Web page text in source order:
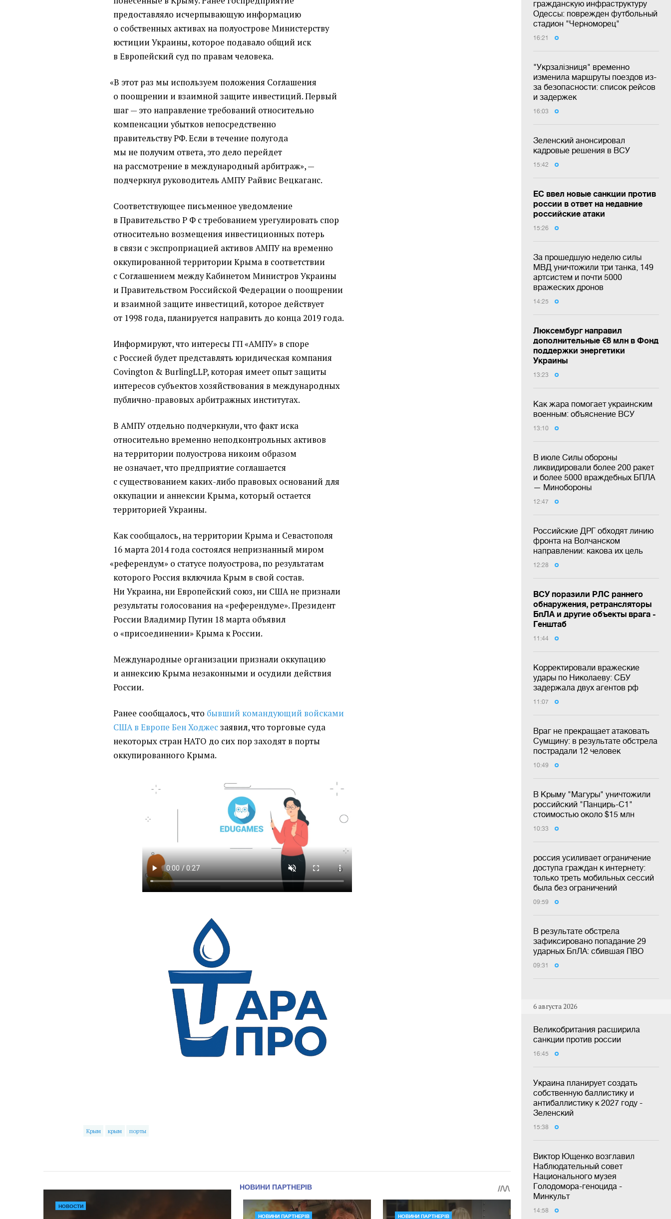
гражданскую инфраструктуру
Одессы: поврежден футбольный
стадион "Черноморец"
16:21
"Укрзалізниця" временно
изменила маршруты поездов из-
за безопасности: список рейсов
и задержек
16:03
Зеленский анонсировал
кадровые решения в ВСУ
15:42
ЕС ввел новые санкции против
россии в ответ на недавние
российские атаки
15:26
За прошедшую неделю силы
МВД уничтожили три танка, 149
артсистем и почти 5000
вражеских дронов
14:25
Люксембург направил
дополнительные €8 млн в Фонд
поддержки энергетики
Украины
13:23
Как жара помогает украинским
военным: объяснение ВСУ
13:10
В июле Силы обороны
ликвидировали более 200 ракет
и более 5000 враждебных БПЛА
— Минобороны
12:47
Российские ДРГ обходят линию
фронта на Волчанском
направлении: какова их цель
12:28
ВСУ поразили РЛС раннего
обнаружения, ретрансляторы
БпЛА и другие объекты врага -
Генштаб
11:44
Корректировали вражеские
удары по Николаеву: СБУ
задержала двух агентов рф
11:07
Враг не прекращает атаковать
Сумщину: в результате обстрела
пострадали 12 человек
10:49
В Крыму "Магуры" уничтожили
российский "Панцирь-С1"
стоимостью около $15 млн
10:33
россия усиливает ограничение
доступа граждан к интернету:
только треть мобильных сессий
была без ограничений
09:59
В результате обстрела
зафиксировано попадание 29
ударных БпЛА: сбившая ПВО
09:31
6 августа 2026
Великобритания расширила
санкции против россии
16:45
Украина планирует создать
собственную баллистику и
антибаллистику к 2027 году -
Зеленский
15:38
Виктор Ющенко возглавил
Наблюдательный совет
Национального музея
Голодомора-геноцида -
Минкульт
14:58
предоставляло исчерпывающую информацию
о собственных активах на полуострове Министерству
юстиции Украины, которое подавало общий иск
в Европейский суд по правам человека.
«В этот раз мы используем положения Соглашения
о поощрении и взаимной защите инвестиций. Первый
шаг — это направление требований относительно
компенсации убытков непосредственно
правительству РФ. Если в течение полугода
мы не получим ответа, это дело перейдет
на рассмотрение в международный арбитраж», —
подчеркнул руководитель АМПУ Райвис Вецкаганс.
Соответствующее письменное уведомление
в Правительство Р Ф с требованием урегулировать спор
относительно возмещения инвестиционных потерь
в связи с экспроприацией активов АМПУ на временно
оккупированной территории Крыма в соответствии
с Соглашением между Кабинетом Министров Украины
и Правительством Российской Федерации о поощрении
и взаимной защите инвестиций, которое действует
от 1998 года, планируется направить до конца 2019 года.
Информируют, что интересы ГП «АМПУ» в споре
с Россией будет представлять юридическая компания
Covington & BurlingLLP, которая имеет опыт защиты
интересов субъектов хозяйствования в международных
публично-правовых арбитражных институтах.
В АМПУ отдельно подчеркнули, что факт иска
относительно временно неподконтрольных активов
на территории полуострова никоим образом
не означает, что предприятие соглашается
с существованием каких-либо правовых оснований для
оккупации и аннексии Крыма, который остается
территорией Украины.
Как сообщалось, на территории Крыма и Севастополя
16 марта 2014 года состоялся непризнанный миром
«референдум» о статусе полуострова, по результатам
которого Россия включила Крым в свой состав.
Ни Украина, ни Европейский союз, ни США не признали
результаты голосования на «референдуме». Президент
России Владимир Путин 18 марта объявил
о «присоединении» Крыма к России.
Международные организации признали оккупацию
и аннексию Крыма незаконными и осудили действия
России.
Ранее сообщалось, что бывший командующий войсками
США в Европе Бен Ходжесзаявил, что торговые суда
некоторых стран НАТО до сих пор заходят в порты
оккупированного Крыма.
Крым крым порты
НОВОСТИ